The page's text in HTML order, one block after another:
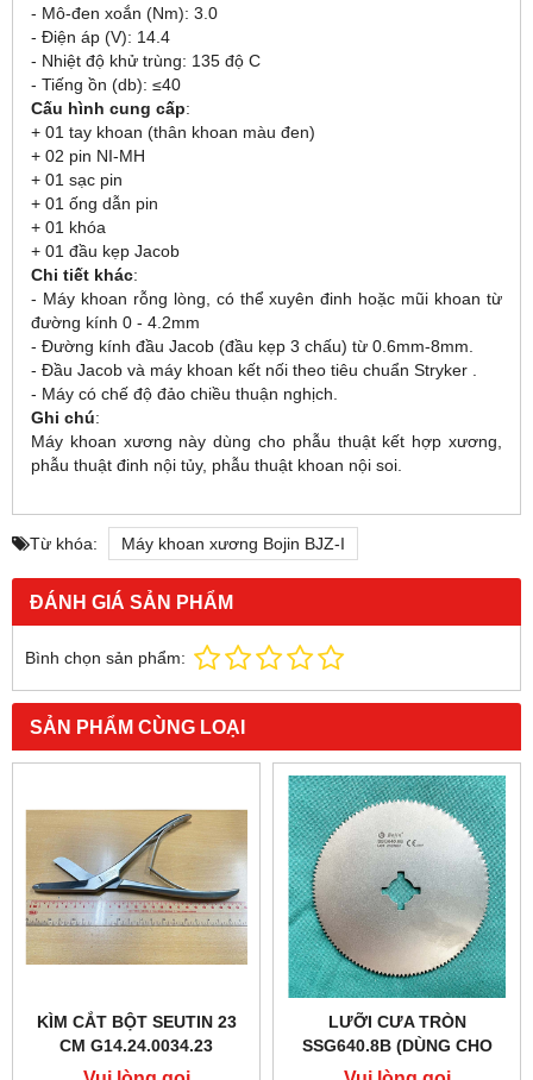
- Mô-đen xoắn (Nm): 3.0
- Điện áp (V): 14.4
- Nhiệt độ khử trùng: 135 độ C
- Tiếng ồn (db): ≤40
Cấu hình cung cấp:
+ 01 tay khoan (thân khoan màu đen)
+ 02 pin NI-MH
+ 01 sạc pin
+ 01 ống dẫn pin
+ 01 khóa
+ 01 đầu kẹp Jacob
Chi tiết khác:
- Máy khoan rỗng lòng, có thể xuyên đinh hoặc mũi khoan từ
đường kính 0 - 4.2mm
- Đường kính đầu Jacob (đầu kẹp 3 chấu) từ 0.6mm-8mm.
- Đầu Jacob và máy khoan kết nối theo tiêu chuẩn Stryker .
- Máy có chế độ đảo chiều thuận nghịch.
Ghi chú:
Máy khoan xương này dùng cho phẫu thuật kết hợp xương,
phẫu thuật đinh nội tủy, phẫu thuật khoan nội soi.
Từ khóa: Máy khoan xương Bojin BJZ-I
ĐÁNH GIÁ SẢN PHẨM
Bình chọn sản phẩm:
SẢN PHẨM CÙNG LOẠI
KÌM CẮT BỘT SEUTIN 23
CM G14.24.0034.23
LƯỠI CƯA TRÒN
SSG640.8B (DÙNG CHO
MÁY CƯA BỘT BOJIN)